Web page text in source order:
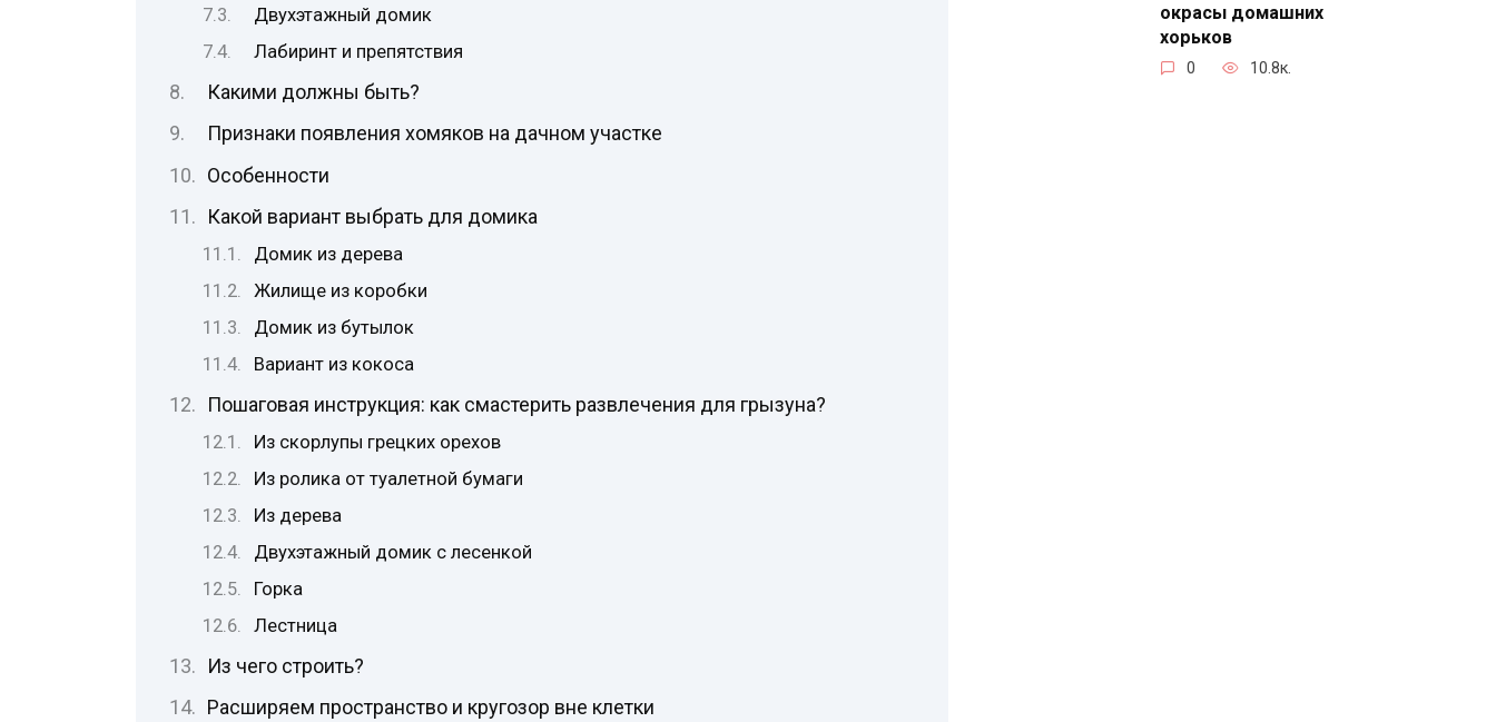
Двухэтажный домик
Лабиринт и препятствия
Какими должны быть?
Признаки появления хомяков на дачном участке
Особенности
Какой вариант выбрать для домика
Домик из дерева
Жилище из коробки
Домик из бутылок
Вариант из кокоса
Пошаговая инструкция: как смастерить развлечения для грызуна?
Из скорлупы грецких орехов
Из ролика от туалетной бумаги
Из дерева
Двухэтажный домик с лесенкой
Горка
Лестница
Из чего строить?
Расширяем пространство и кругозор вне клетки
окрасы домашних
хорьков
0 10.8к.